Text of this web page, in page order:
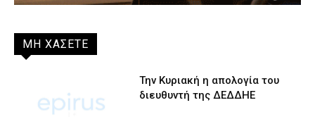
ΜΗ ΧΑΣΕΤΕ
Την Κυριακή η απολογία του
διευθυντή της ΔΕΔΔΗΕ